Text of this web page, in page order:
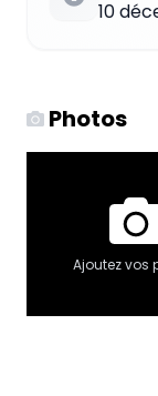
10
Photos
Ajoutez vos